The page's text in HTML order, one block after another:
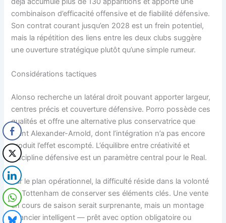
combinaison d’efficacité offensive et de fiabilité défensive.
Son contrat courant jusqu’en 2028 est un frein potentiel,
mais la répétition des liens entre les deux clubs suggère
une ouverture stratégique plutôt qu’une simple rumeur.
Considérations tactiques
Alonso recherche un latéral droit pouvant apporter largeur,
centres précis et couverture défensive. Porro possède ces
qualités et offre une alternative plus conservatrice que
Trent Alexander-Arnold, dont l’intégration n’a pas encore
produit l’effet escompté. L’équilibre entre créativité et
discipline défensive est un paramètre central pour le Real.
Sur le plan opérationnel, la difficulté réside dans la volonté
de Tottenham de conserver ses éléments clés. Une vente
en cours de saison serait surprenante, mais un montage
financier intelligent — prêt avec option obligatoire ou